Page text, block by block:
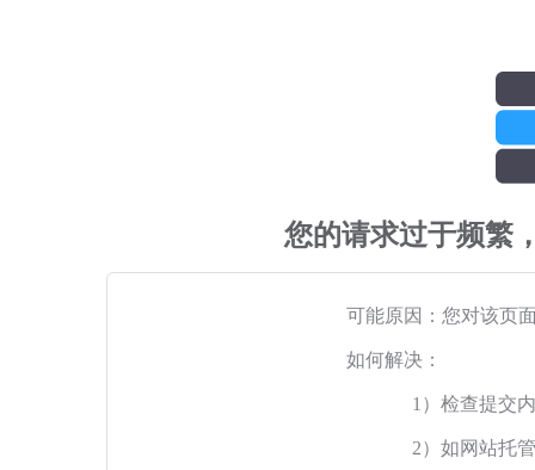
您的请求过于频繁
可能原因：您对该页
如何解决：
1）检查提交
2）如网站托